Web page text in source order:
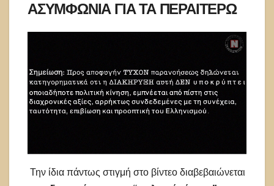
ΑΣΥΜΦΩΝΙΑ ΓΙΑ ΤΑ ΠΕΡΑΙΤΕΡΩ
Την ίδια πάντως στιγμή στο βίντεο διαβεβαιώνεται